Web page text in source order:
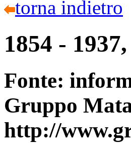
torna indietro
1854 -
Fonte:
Gruppo
http://